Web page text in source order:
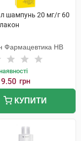
шампунь 20 мг/г 60
Фармацевтика НВ
грн
КУПИТИ